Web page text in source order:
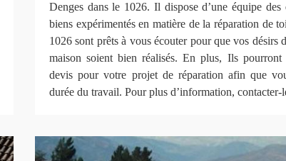
Denges dans le 1026. Il dispose d’une équipe des
biens expérimentés en matière de la réparation de
1026 sont prêts à vous écouter pour que vos désirs
maison soient bien réalisés. En plus, Ils
devis pour votre projet de réparation afin que
durée du travail. Pour plus d’information, contacter-